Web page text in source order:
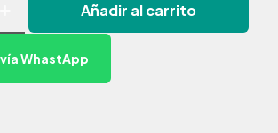
Añadir al carrito
WhastApp